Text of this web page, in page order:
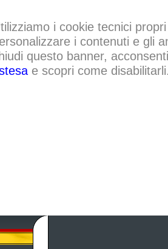
i cookie tecnici
i contenuti e gli
questo banner,
e scopri come